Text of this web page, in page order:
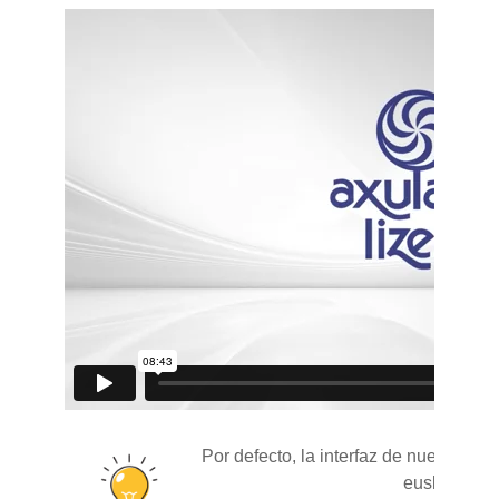
Por defecto, la interfaz de nuestra
euskara.